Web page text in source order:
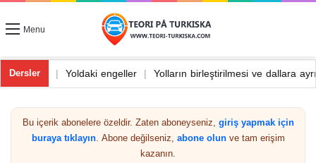
Menu
Dersler
dönüş ve dönüş | Yoldaki engeller | Yolların birleştirilmesi ve
Bu içerik abonelere özeldir. Zaten aboneyseniz, giriş yapmak için
buraya tıklayın. Abone değilseniz, abone olunve tam erişim
kazanın.